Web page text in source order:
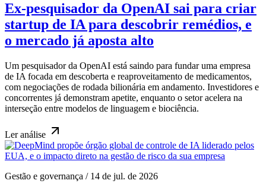
Ex-pesquisador da OpenAI sai para criar
startup de IA para descobrir remédios, e
o mercado já aposta alto
Um pesquisador da OpenAI está saindo para fundar uma empresa
de IA focada em descoberta e reaproveitamento de medicamentos,
com negociações de rodada bilionária em andamento. Investidores e
concorrentes já demonstram apetite, enquanto o setor acelera na
interseção entre modelos de linguagem e biociência.
Leranálise
Gestão e governança / 14 de jul. de 2026